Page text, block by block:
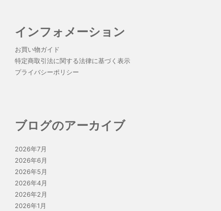
インフォメーション
お買い物ガイド
特定商取引法に関する法律に基づく表示
プライバシーポリシー
ブログのアーカイブ
2026年7月
2026年6月
2026年5月
2026年4月
2026年2月
2026年1月